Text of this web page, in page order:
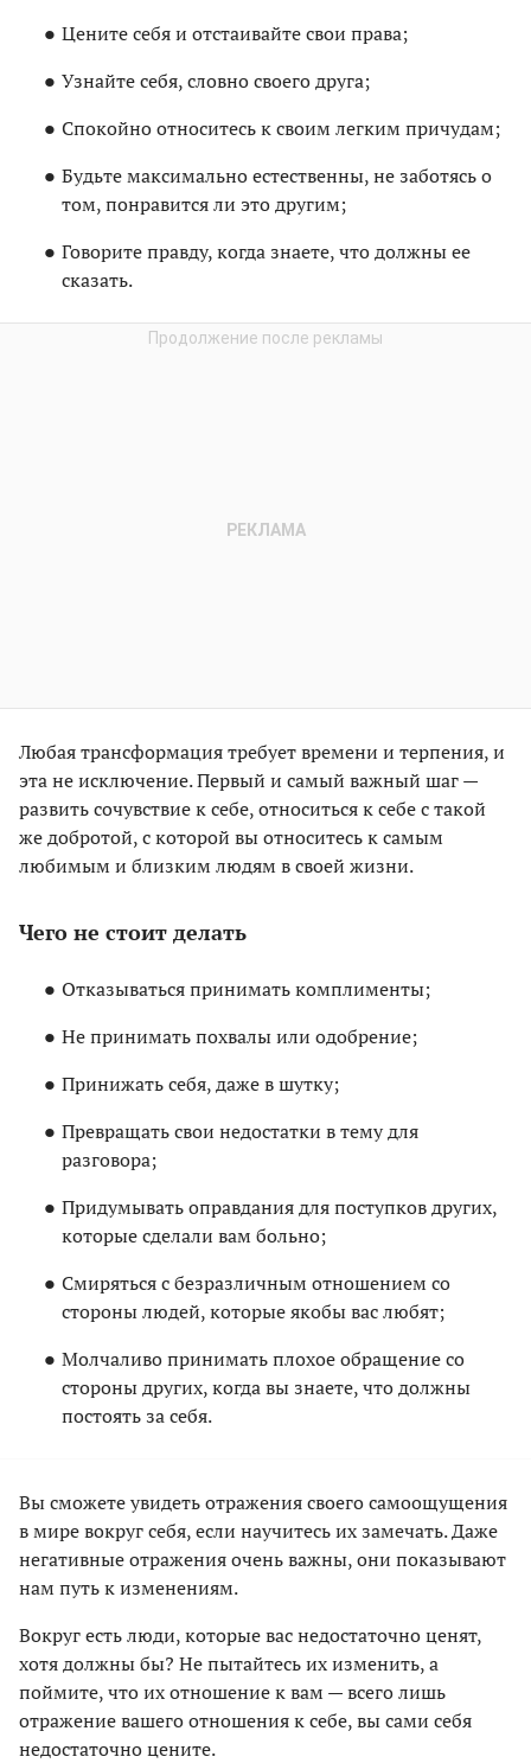
Цените себя и отстаивайте свои права;
Узнайте себя, словно своего друга;
Спокойно относитесь к своим легким причудам;
Будьте максимально естественны, не заботясь о
том, понравится ли это другим;
Говорите правду, когда знаете, что должны ее
сказать.
Любая трансформация требует времени и терпения, и
эта не исключение. Первый и самый важный шаг —
развить сочувствие к себе, относиться к себе с такой
же добротой, с которой вы относитесь к самым
любимым и близким людям в своей жизни.
Чего не стоит делать
Отказываться принимать комплименты;
Не принимать похвалы или одобрение;
Принижать себя, даже в шутку;
Превращать свои недостатки в тему для
разговора;
Придумывать оправдания для поступков других,
которые сделали вам больно;
Смиряться с безразличным отношением со
стороны людей, которые якобы вас любят;
Молчаливо принимать плохое обращение со
стороны других, когда вы знаете, что должны
постоять за себя.
Вы сможете увидеть отражения своего самоощущения
в мире вокруг себя, если научитесь их замечать. Даже
негативные отражения очень важны, они показывают
нам путь к изменениям.
Вокруг есть люди, которые вас недостаточно ценят,
хотя должны бы? Не пытайтесь их изменить, а
поймите, что их отношение к вам — всего лишь
отражение вашего отношения к себе, вы сами себя
недостаточно цените.